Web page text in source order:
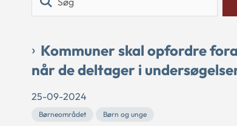
Kommuner skal opfordre
når de deltager i
25-09-2024
Børneområdet Børn og unge